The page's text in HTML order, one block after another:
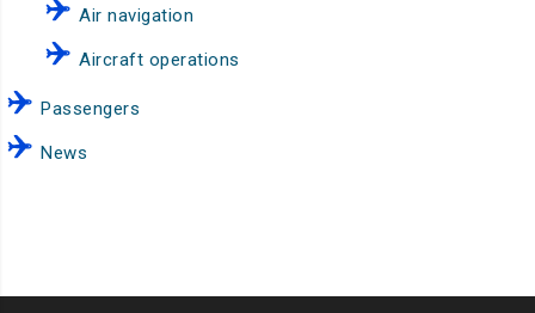
Air navigation
Aircraft operations
Passengers
News